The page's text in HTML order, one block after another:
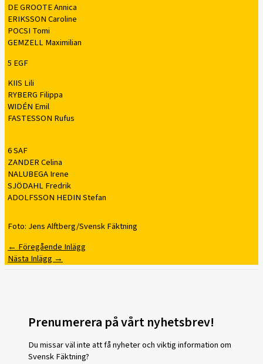
DE GROOTE Annica
ERIKSSON Caroline
POCSI Tomi
GEMZELL Maximilian
5 EGF
KIIS Lili
RYBERG Filippa
WIDÉN Emil
FASTESSON Rufus
6 SAF
ZANDER Celina
NALUBEGA Irene
SJÖDAHL Fredrik
ADOLFSSON HEDIN Stefan
Foto: Jens Alftberg/Svensk Fäktning
← Föregående Inlägg
Nästa Inlägg →
Prenumerera på vårt nyhetsbrev!
Du missar väl inte att få nyheter och viktig information om
Svensk Fäktning?